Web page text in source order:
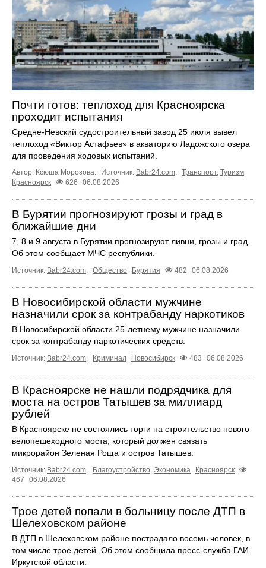
Почти готов: теплоход для Красноярска
проходит испытания
Средне-Невский судостроительный завод 25 июля вывел
теплоход «Виктор Астафьев» в акваторию Ладожского озера
для проведения ходовых испытаний.
Автор: Ксюша Морозова. Источник: Babr24.com. Транспорт, Туризм
Красноярск
626 06.08.2026
В Бурятии прогнозируют грозы и град в
ближайшие дни
7, 8 и 9 августа в Бурятии прогнозируют ливни, грозы и град.
Об этом сообщает МЧС республики.
Источник: Babr24.com. Общество Бурятия 482 06.08.2026
В Новосибирской области мужчине
назначили срок за контрабанду наркотиков
В Новосибирской области 25-летнему мужчине назначили
срок за контрабанду наркотических средств.
Источник: Babr24.com. Криминал Новосибирск 483 06.08.2026
В Красноярске не нашли подрядчика для
моста на остров Татышев за миллиард
рублей
В Красноярске не состоялись торги на строительство нового
велопешеходного моста, который должен связать
микрорайон Зеленая Роща и остров Татышев.
Источник: Babr24.com. Благоустройство, Экономика
Красноярск
467
06.08.2026
Трое детей попали в больницу после ДТП в
Шелеховском районе
В ДТП в Шелеховском районе пострадало восемь человек, в
том числе трое детей. Об этом сообщила пресс‑служба ГАИ
Иркутской области.